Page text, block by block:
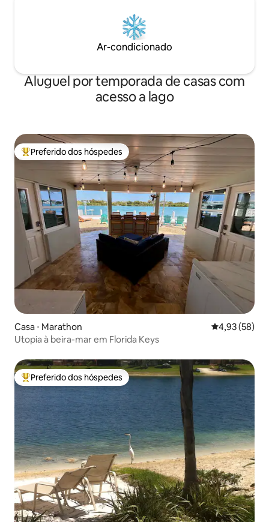
Ar-condicionado
Aluguel por temporada de casas com
acesso a lago
Entre os melhores preferidos dos hóspedes
Preferido dos hóspedes
Casa ⋅ Marathon 4,93 de uma
4,93 (58)
Utopia à beira-mar em Florida Keys
Entre os melhores preferidos dos hóspedes
Preferido dos hóspedes